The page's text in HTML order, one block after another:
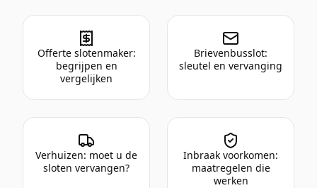
Offerte slotenmaker:
begrijpen en
vergelijken
Brievenbusslot:
sleutel en vervanging
Verhuizen: moet u de
sloten vervangen?
Inbraak voorkomen:
maatregelen die
werken